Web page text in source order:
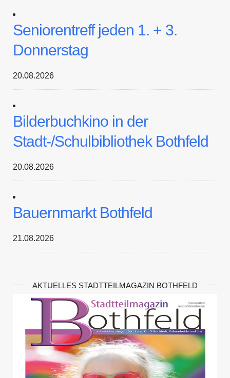
Seniorentreff jeden 1. + 3.
Donnerstag
20.08.2026
Bilderbuchkino in der
Stadt-/Schulbibliothek Bothfeld
20.08.2026
Bauernmarkt Bothfeld
21.08.2026
AKTUELLES STADTTEILMAGAZIN BOTHFELD